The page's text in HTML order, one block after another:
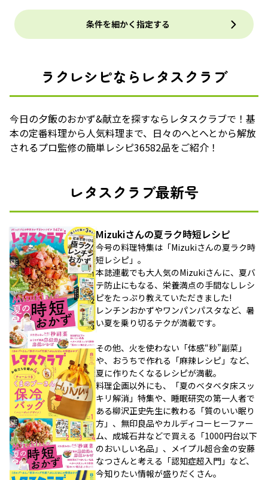
条件を細かく指定する
ラクレシピならレタスクラブ
今日の夕飯のおかず&献立を探すならレタスクラブで！基
本の定番料理から人気料理まで、日々のへとへとから解放
されるプロ監修の簡単レシピ36582品をご紹介！
レタスクラブ最新号
Mizukiさんの夏ラク時短レシピ
今号の料理特集は「Mizukiさんの夏ラク時
短レシピ」。
本誌連載でも大人気のMizukiさんに、夏バ
テ防止にもなる、栄養満点の手間なしレシ
ピをたっぷり教えていただきました!
レンチンおかずやワンパンパスタなど、暑
い夏を乗り切るテクが満載です。
その他、火を使わない「体感“秒”副菜」
や、おうちで作れる「麻辣レシピ」など、
夏に作りたくなるレシピが満載。
料理企画以外にも、「夏のベタベタ床スッ
キリ解消」特集や、睡眠研究の第一人者で
ある柳沢正史先生に教わる「質のいい眠り
方」、無印良品やカルディコーヒーファー
ム、成城石井などで買える「1000円台以下
のおいしい名品」、メイプル超合金の安藤
なつさんと考える「認知症超入門」など、
今知りたい情報が盛りだくさん。